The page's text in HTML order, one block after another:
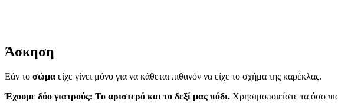
Άσκηση
Εάν το σώμα είχε γίνει μόνο για να κάθεται πιθανόν να είχε το σχήμα της καρέκλας.
Έχουμε δύο γιατρούς: Το αριστερό και το δεξί μας πόδι. Χρησιμοποιείστε τα όσο